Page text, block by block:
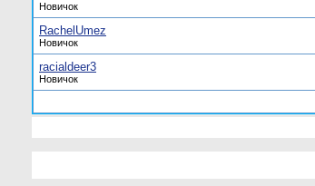
Новичок
RachelUmez
Новичок
racialdeer3
Новичок